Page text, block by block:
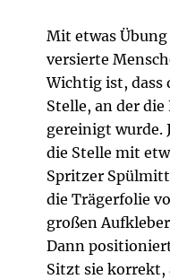
Mit etwas
versierte
Wichtig ist, dass
Stelle, an der
gereinigt wurde.
die Stelle mit
Spritzer
die Trägerfolie
großen
Dann
Sitzt sie